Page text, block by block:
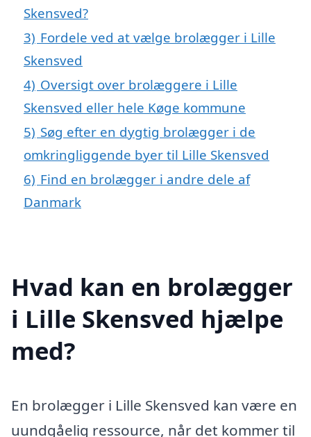
Skensved?
3) Fordele ved at vælge brolægger i Lille
Skensved
4) Oversigt over brolæggere i Lille
Skensved eller hele Køge kommune
5) Søg efter en dygtig brolægger i de
omkringliggende byer til Lille Skensved
6) Find en brolægger i andre dele af
Danmark
Hvad kan en brolægger
i Lille Skensved hjælpe
med?
En brolægger i Lille Skensved kan være en
uundgåelig ressource, når det kommer til